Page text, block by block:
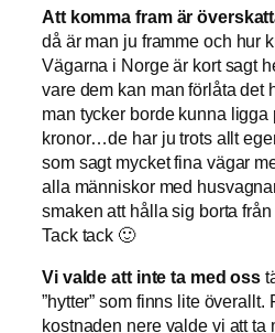
Att komma fram är
då är man ju framme och hur
Vägarna i Norge är kort sagt
vare dem kan man förlåta det
man tycker borde kunna ligga
kronor…de har ju trots allt
som sagt mycket fina vägar
alla människor med
smaken att hålla sig borta
Tack tack 🙂
Vi valde att inte ta med oss
”hytter” som finns lite överallt.
kostnaden nere valde vi att ta